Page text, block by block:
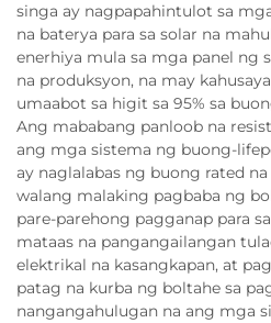
singa ay nagpapahintulot sa
na baterya para sa solar na
enerhiya mula sa mga panel ng
na produksyon, na may
umaabot sa higit sa 95% sa
Ang mababang panloob na
ang mga sistema ng buong-
ay naglalabas ng buong rated
walang malaking pagbaba ng
pare-parehong pagganap para
mataas na pangangailangan
elektrikal na kasangkapan, at
patag na kurba ng boltahe sa
nangangahulugan na ang mga